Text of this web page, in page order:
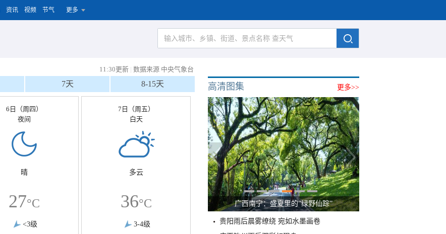
资讯 视频 节气 更多
11:30更新 | 数据来源 中央气象台
7天 8-15天
6日（周四）
夜间
晴
27°C
<3级
7日（周五）
白天
多云
36°C
3-4级
更多>>
高清图集
广西南宁：盛夏里的“绿野仙踪”
贵阳雨后晨雾缭绕 宛如水墨画卷